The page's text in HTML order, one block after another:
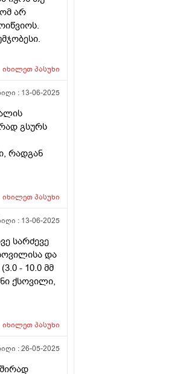
არ
იხილეთპასუხი
: 13-06-2025
გსურს
რადგან
იხილეთპასუხი
: 13-06-2025
სარძევე
და
- 10.0 მმ
ქსოვილი,
იხილეთპასუხი
:26-05-2025